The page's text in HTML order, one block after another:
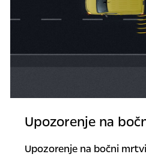
Upozorenje na
Upozorenje na bočni